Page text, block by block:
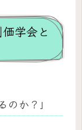
学会と
のか？」